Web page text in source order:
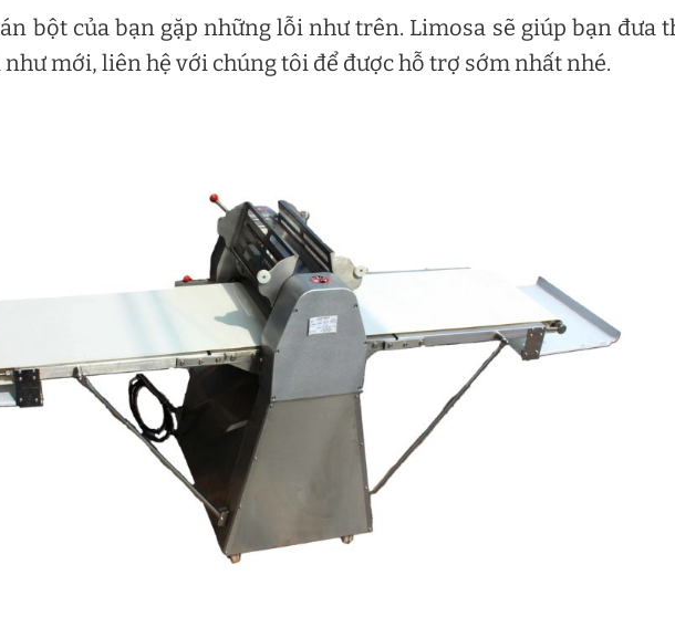
bột của bạn gặp những lỗi như trên. Limosa sẽ giúp bạn đưa
mới, liên hệ với chúng tôi để được hỗ trợ sớm nhất nhé.